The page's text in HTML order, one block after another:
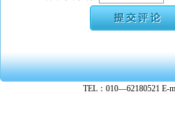
TEL：010—62180521 E-